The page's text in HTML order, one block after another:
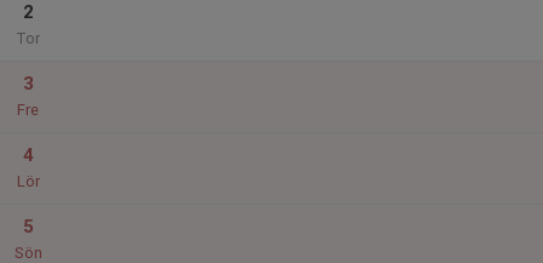
2
Tor
3
Fre
4
Lör
5
Sön